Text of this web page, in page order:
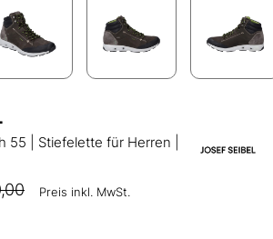
55 | Stiefelette für Herren |
Preis inkl. MwSt.